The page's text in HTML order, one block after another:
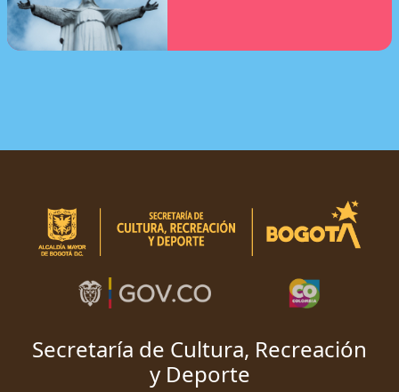
Secretaría de Cultura, Recreación
y Deporte